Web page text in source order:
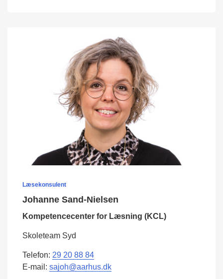
Læsekonsulent
Johanne Sand-Nielsen
Kompetencecenter for Læsning (KCL)
Skoleteam Syd
Telefon: 29 20 88 84
E-mail: sajoh@aarhus.dk